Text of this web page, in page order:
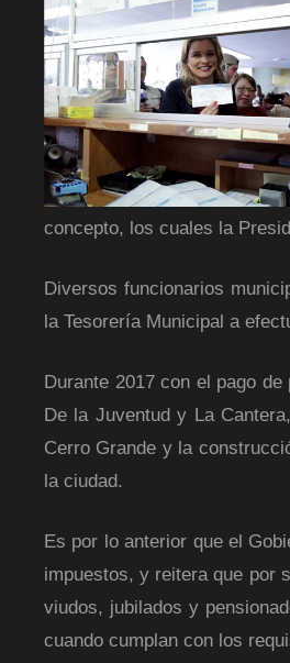
concepto, los cuales la
Diversos funcionarios
la Tesorería Municipal a
Durante 2017 con el pago
De la Juventud y La
Cerro Grande y la
la ciudad.
Es por lo anterior que el
impuestos, y reitera que por
viudos, jubilados y
cuando cumplan con los